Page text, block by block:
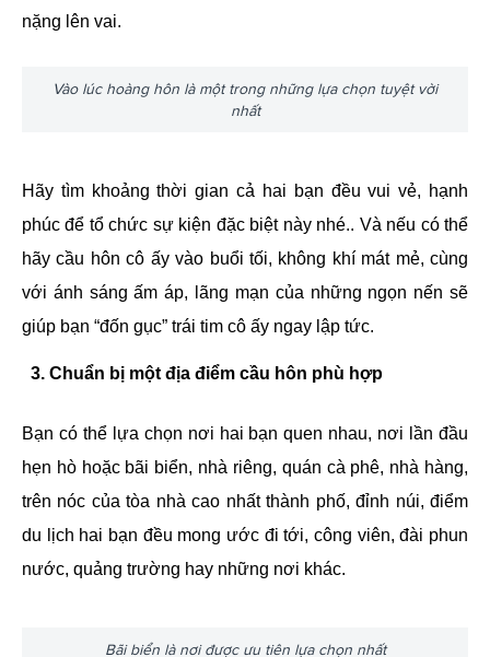
nặng lên vai.
Vào lúc hoàng hôn là một trong những lựa chọn tuyệt vời
nhất
Hãy tìm khoảng thời gian cả hai bạn đều vui vẻ, hạnh
phúc để tổ chức sự kiện đặc biệt này nhé.. Và nếu có thể
hãy cầu hôn cô ấy vào buổi tối, không khí mát mẻ, cùng
với ánh sáng ấm áp, lãng mạn của những ngọn nến sẽ
giúp bạn “đốn gục” trái tim cô ấy ngay lập tức.
3. Chuẩn bị một địa điểm cầu hôn phù hợp
Bạn có thể lựa chọn nơi hai bạn quen nhau, nơi lần đầu
hẹn hò hoặc bãi biển, nhà riêng, quán cà phê, nhà hàng,
trên nóc của tòa nhà cao nhất thành phố, đỉnh núi, điểm
du lịch hai bạn đều mong ước đi tới, công viên, đài phun
nước, quảng trường hay những nơi khác.
Bãi biển là nơi được ưu tiên lựa chọn nhất